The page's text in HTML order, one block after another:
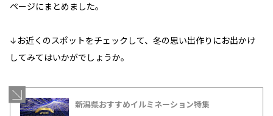
ページにまとめました。
↓お近くのスポットをチェックして、冬の思い出作りにお出かけ
してみてはいかがでしょうか。
新潟県おすすめイルミネーション特集